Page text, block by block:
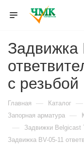
Задвижка
с резьбой
Главная — Каталог —
Запорная арматура —
— Задвижки Belgicast
Задвижка BV-05-11